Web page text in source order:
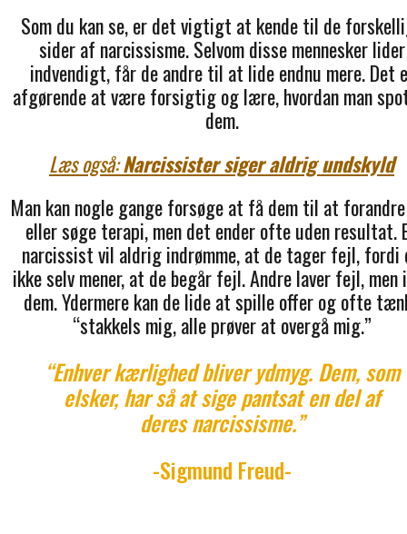
Som du kan se, er det vigtigt at kende til de
sider af narcissisme. Selvom disse mennesker lider
indvendigt, får de andre til at lide endnu mere. Det
afgørende at være forsigtig og lære, hvordan man
dem.
Læs også:Narcissister siger aldrig undskyld
Man kan nogle gange forsøge at få dem til at
eller søge terapi, men det ender ofte uden resultat.
narcissist vil aldrig indrømme, at de tager fejl, fordi
ikke selv mener, at de begår fejl. Andre laver fejl, men
dem. Ydermere kan de lide at spille offer og ofte
“stakkels mig, alle prøver at overgå mig.”
“Enhver kærlighed bliver ydmyg. Dem, som
elsker, har så at sige pantsat en del af
deres narcissisme.”
-Sigmund Freud-